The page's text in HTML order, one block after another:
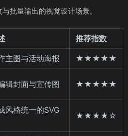
批量输出的视觉设计场景。
推荐指数
主图与活动海报 ★★★★★
辑封面与宣传图 ★★★★★
风格统一的SVG
★★★★☆